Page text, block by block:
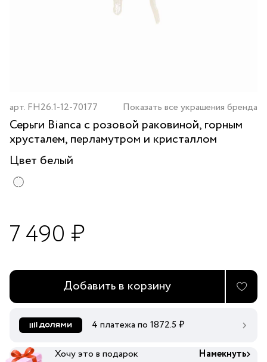
арт. FH26.1-12-70177 Показать все украшения бренда
Серьги Bianca с розовой раковиной, горным
хрусталем, перламутром и кристаллом
Цвет белый
7 490 ₽
Добавить в корзину
4 платежа по 1872.5 ₽
Хочу это в подарок Намекнуть